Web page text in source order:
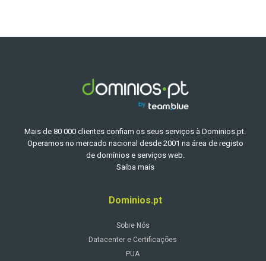
Mais de 80 000 clientes confiam os seus serviços à Dominios.pt.
Operamos no mercado nacional desde 2001 na área de registo
de domínios e serviços web.
Saiba mais
Dominios.pt
Sobre Nós
Datacenter e Certificações
PUA